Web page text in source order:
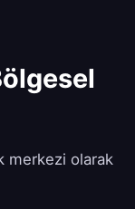
merkezi olarak